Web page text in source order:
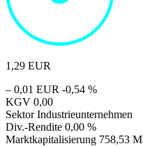
1,29 EUR
– 0,01 EUR -0,54 %
KGV 0,00
Sektor Industrieunternehmen
Div.-Rendite 0,00 %
Marktkapitalisierung 758,53